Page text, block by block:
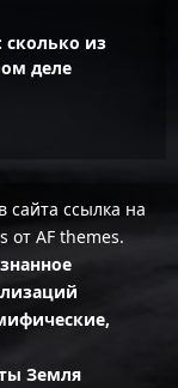
сколько из
деле
ссылка на
от AF themes.
Земля